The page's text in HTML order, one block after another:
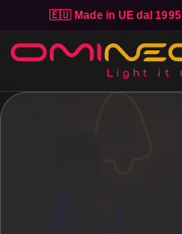
🇪🇺 Made in UE dal 1995
Skip to main content